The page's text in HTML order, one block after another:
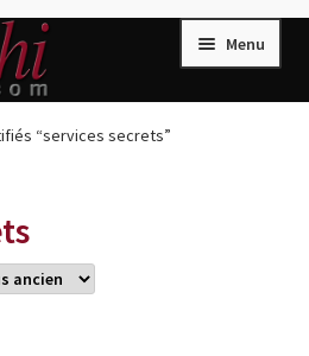
Menu
“services secrets”